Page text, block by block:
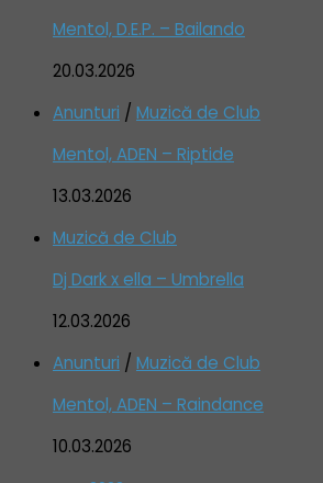
Mentol, D.E.P. – Bailando
20.03.2026
Anunturi / Muzică de Club
Mentol, ADEN – Riptide
13.03.2026
Muzică de Club
Dj Dark x ella – Umbrella
12.03.2026
Anunturi / Muzică de Club
Mentol, ADEN – Raindance
10.03.2026